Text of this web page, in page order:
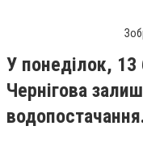
У понеділок, 13
Чернігова